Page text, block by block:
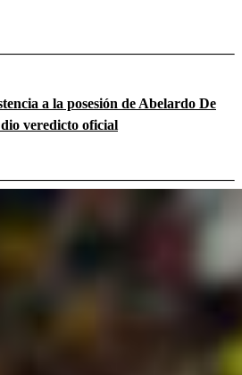
a la posesión de Abelardo De
veredicto oficial